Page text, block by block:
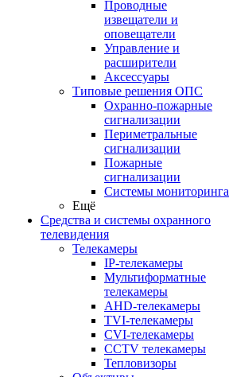
Проводные
извещатели и
оповещатели
Управление и
расширители
Аксессуары
Типовые решения ОПС
Охранно-пожарные
сигнализации
Периметральные
сигнализации
Пожарные
сигнализации
Системы мониторинга
Ещё
Средства и системы охранного
телевидения
Телекамеры
IP-телекамеры
Мультиформатные
телекамеры
AHD-телекамеры
TVI-телекамеры
CVI-телекамеры
CCTV телекамеры
Тепловизоры